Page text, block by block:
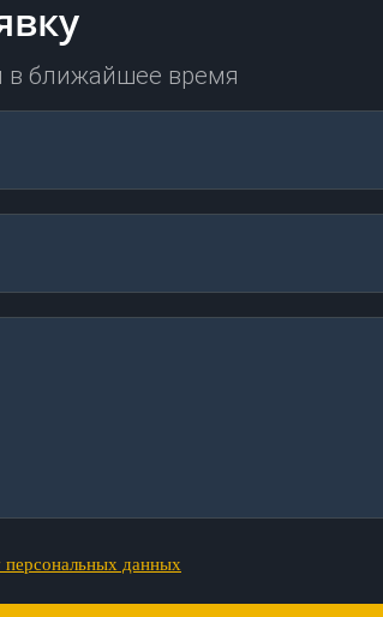
ближайшее время
персональных данных